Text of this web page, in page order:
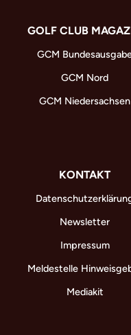
GOLF CLUB
GCM
GCM Nord
GCM Niedersachsen
KONTAKT
Newsletter
Impressum
Meldestelle
Mediakit